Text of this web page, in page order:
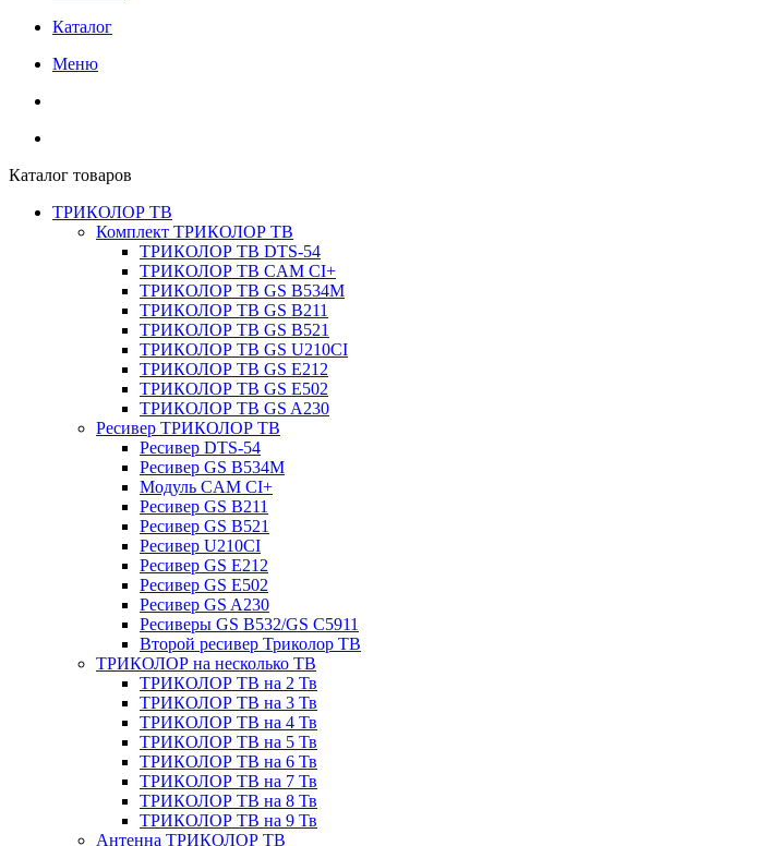
Каталог
Меню
Каталог товаров
ТРИКОЛОР ТВ
Комплект ТРИКОЛОР ТВ
ТРИКОЛОР ТВ DTS-54
ТРИКОЛОР ТВ CAM CI+
ТРИКОЛОР ТВ GS B534M
ТРИКОЛОР ТВ GS B211
ТРИКОЛОР ТВ GS B521
ТРИКОЛОР ТВ GS U210CI
ТРИКОЛОР ТВ GS E212
ТРИКОЛОР ТВ GS E502
ТРИКОЛОР ТВ GS A230
Ресивер ТРИКОЛОР ТВ
Ресивер DTS-54
Ресивер GS B534M
Модуль CAM CI+
Ресивер GS B211
Ресивер GS B521
Ресивер U210CI
Ресивер GS E212
Ресивер GS E502
Ресивер GS A230
Ресиверы GS B532/GS C5911
Второй ресивер Триколор ТВ
ТРИКОЛОР на несколько ТВ
ТРИКОЛОР ТВ на 2 Тв
ТРИКОЛОР ТВ на 3 Тв
ТРИКОЛОР ТВ на 4 Тв
ТРИКОЛОР ТВ на 5 Тв
ТРИКОЛОР ТВ на 6 Тв
ТРИКОЛОР ТВ на 7 Тв
ТРИКОЛОР ТВ на 8 Тв
ТРИКОЛОР ТВ на 9 Тв
Антенна ТРИКОЛОР ТВ